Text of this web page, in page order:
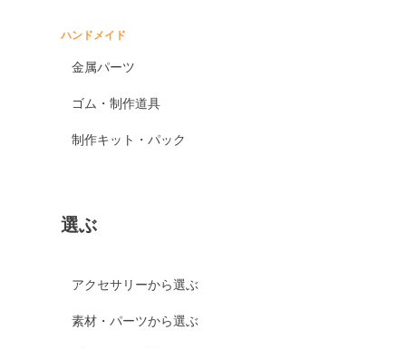
ハンドメイド
金属パーツ
ゴム・制作道具
制作キット・パック
選ぶ
アクセサリーから選ぶ
素材・パーツから選ぶ